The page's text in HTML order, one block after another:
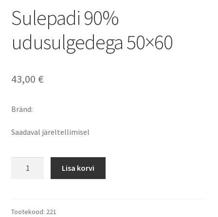
Woodendot
Kingiideed
Sulepadi 90%
udusulgedega 50×60
43,00 €
Bränd:
Saadaval järeltellimisel
kogus
Lisa korvi
Tootekood: 221